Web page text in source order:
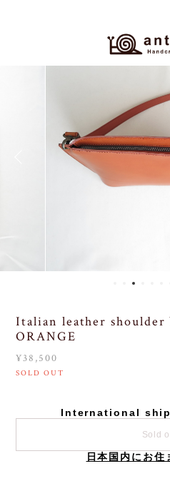
Italian leather shoulder
ORANGE
¥38,500
SOLD OUT
International
Sold
日本国内にお住